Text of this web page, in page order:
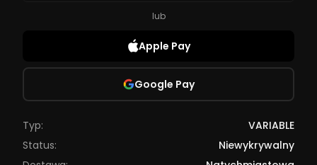
lub
Apple Pay
Google Pay
Typ:
VARIABLE
Status:
Niewykrywalny